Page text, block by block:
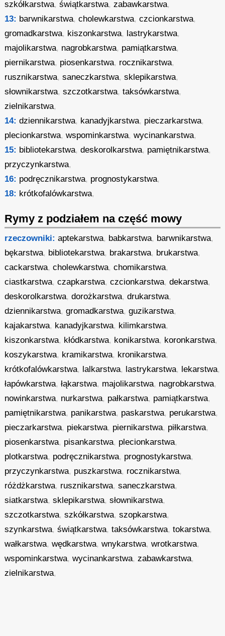
szkółkarstwa,świątkarstwa,zabawkarstwa,
13: barwnikarstwa,cholewkarstwa,czcionkarstwa,
gromadkarstwa, kiszonkarstwa, lastrykarstwa,
majolikarstwa, nagrobkarstwa, pamiątkarstwa,
piernikarstwa, piosenkarstwa, rocznikarstwa,
rusznikarstwa,saneczkarstwa,sklepikarstwa,
słownikarstwa,szczotkarstwa,taksówkarstwa,
zielnikarstwa,
14: dziennikarstwa, kanadyjkarstwa, pieczarkarstwa,
plecionkarstwa,wspominkarstwa,wycinankarstwa,
15: bibliotekarstwa,deskorolkarstwa, pamiętnikarstwa,
przyczynkarstwa,
16: podręcznikarstwa, prognostykarstwa,
18: krótkofalówkarstwa,
Rymy z podziałem na część mowy
rzeczowniki: aptekarstwa, babkarstwa, barwnikarstwa,
bękarstwa, bibliotekarstwa, brakarstwa, brukarstwa,
cackarstwa,cholewkarstwa,chomikarstwa,
ciastkarstwa,czapkarstwa,czcionkarstwa,dekarstwa,
deskorolkarstwa,dorożkarstwa,drukarstwa,
dziennikarstwa,gromadkarstwa,guzikarstwa,
kajakarstwa, kanadyjkarstwa, kilimkarstwa,
kiszonkarstwa, kłódkarstwa, konikarstwa, koronkarstwa,
koszykarstwa, kramikarstwa, kronikarstwa,
krótkofalówkarstwa, lalkarstwa, lastrykarstwa, lekarstwa,
łapówkarstwa,łąkarstwa, majolikarstwa, nagrobkarstwa,
nowinkarstwa, nurkarstwa, pałkarstwa, pamiątkarstwa,
pamiętnikarstwa, panikarstwa, paskarstwa, perukarstwa,
pieczarkarstwa, piekarstwa, piernikarstwa, piłkarstwa,
piosenkarstwa, pisankarstwa, plecionkarstwa,
plotkarstwa, podręcznikarstwa, prognostykarstwa,
przyczynkarstwa, puszkarstwa, rocznikarstwa,
różdżkarstwa, rusznikarstwa,saneczkarstwa,
siatkarstwa,sklepikarstwa,słownikarstwa,
szczotkarstwa,szkółkarstwa,szopkarstwa,
szynkarstwa,świątkarstwa,taksówkarstwa,tokarstwa,
wałkarstwa,wędkarstwa,wnykarstwa,wrotkarstwa,
wspominkarstwa,wycinankarstwa,zabawkarstwa,
zielnikarstwa,